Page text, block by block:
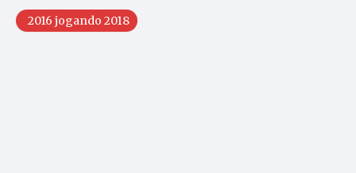
2016 jogando 2018